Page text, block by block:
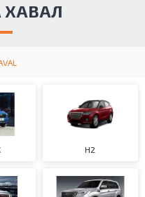
ХАВАЛ
H2